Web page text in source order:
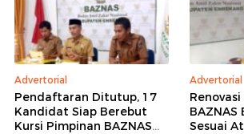
Advertorial
Pendaftaran Ditutup, 17
Kandidat Siap Berebut
Kursi Pimpinan BAZNAS
Advertorial
BAZNAS
Sesuai